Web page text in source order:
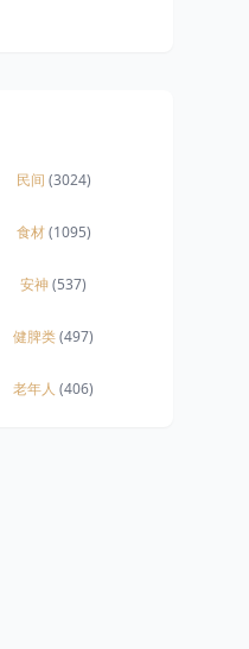
民间 (3024)
食材(1095)
安神(537)
健脾类(497)
老年人 (406)